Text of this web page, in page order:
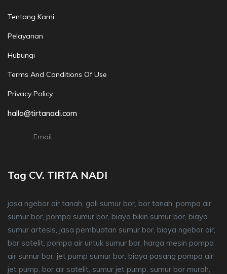
Tentang Kami
Pelayanan
Hubungi
Terms And Conditions Of Use
Privacy Policy
hallo@tirtanadi.com
Email
Tag CV. TIRTA NADI
jasa ngebor air tanah, gali sumur bor, bor tanah, pompa air
sumur bor, pompa sumur bor, biaya bikin sumur bor, biaya
sumur artesis, jasa pembuatan sumur bor, biaya ngebor air,
bor satelit, pompa air untuk sumur bor, harga mesin pompa
air sumur bor, jet pump sumur bor, biaya pasang pompa air
jet pump, bor air satelit, sumur jet pump, sumur bor murah,